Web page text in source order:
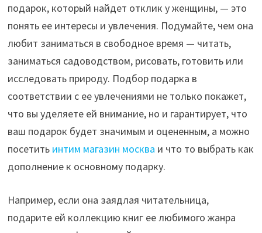
подарок, который найдет отклик у женщины, — это
понять ее интересы и увлечения. Подумайте, чем она
любит заниматься в свободное время — читать,
заниматься садоводством, рисовать, готовить или
исследовать природу. Подбор подарка в
соответствии с ее увлечениями не только покажет,
что вы уделяете ей внимание, но и гарантирует, что
ваш подарок будет значимым и оцененным, а можно
посетить интим магазин москва и что то выбрать как
дополнение к основному подарку.
Например, если она заядлая читательница,
подарите ей коллекцию книг ее любимого жанра